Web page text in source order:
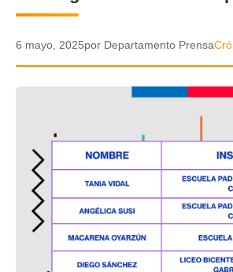
GALERIA DE FOTOS
APP MÓVIL
TRANSPARENCIA
6 mayo, 2025por Departamento Prensa